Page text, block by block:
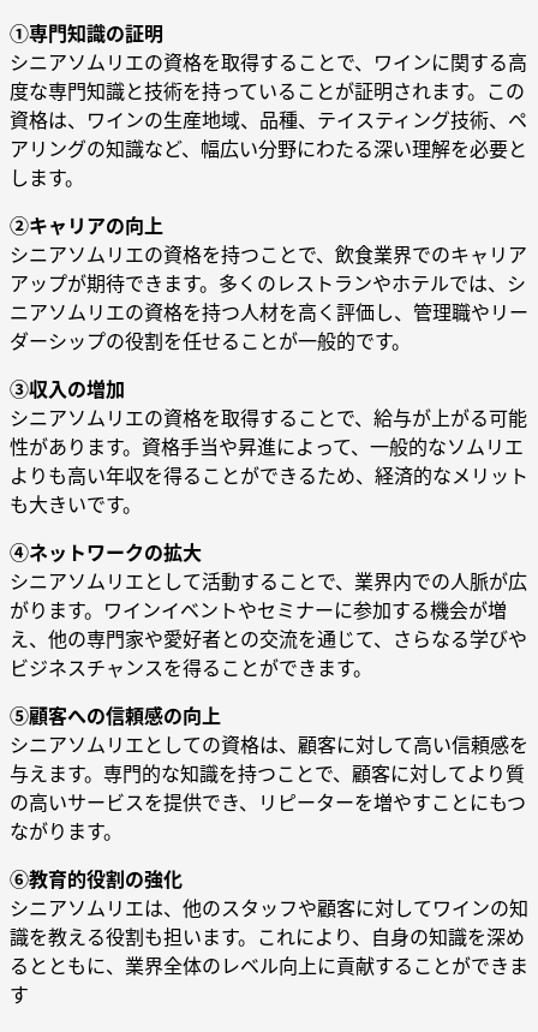
①専門知識の証明
シニアソムリエの資格を取得することで、ワインに関する高
度な専門知識と技術を持っていることが証明されます。この
資格は、ワインの生産地域、品種、テイスティング技術、ペ
アリングの知識など、幅広い分野にわたる深い理解を必要と
します。
②キャリアの向上
シニアソムリエの資格を持つことで、飲食業界でのキャリア
アップが期待できます。多くのレストランやホテルでは、シ
ニアソムリエの資格を持つ人材を高く評価し、管理職やリー
ダーシップの役割を任せることが一般的です。
③収入の増加
シニアソムリエの資格を取得することで、給与が上がる可能
性があります。資格手当や昇進によって、一般的なソムリエ
よりも高い年収を得ることができるため、経済的なメリット
も大きいです。
④ネットワークの拡大
シニアソムリエとして活動することで、業界内での人脈が広
がります。ワインイベントやセミナーに参加する機会が増
え、他の専門家や愛好者との交流を通じて、さらなる学びや
ビジネスチャンスを得ることができます。
⑤顧客への信頼感の向上
シニアソムリエとしての資格は、顧客に対して高い信頼感を
与えます。専門的な知識を持つことで、顧客に対してより質
の高いサービスを提供でき、リピーターを増やすことにもつ
ながります。
⑥教育的役割の強化
シニアソムリエは、他のスタッフや顧客に対してワインの知
識を教える役割も担います。これにより、自身の知識を深め
るとともに、業界全体のレベル向上に貢献することができま
す